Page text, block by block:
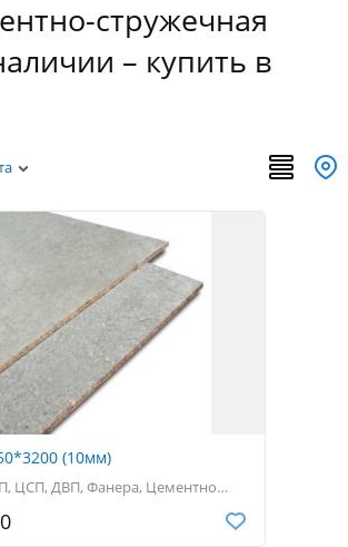
стружечная
– купить в
(10мм)
ЦСП, ДВП, Фанера, Цементно
всегда в наличии Вы найдете: